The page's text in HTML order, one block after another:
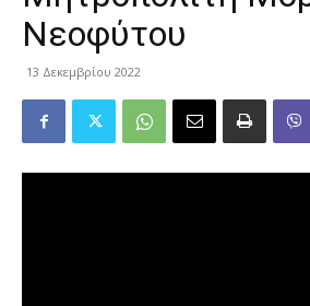
Νεοφύτου
13 Δεκεμβρίου 2022